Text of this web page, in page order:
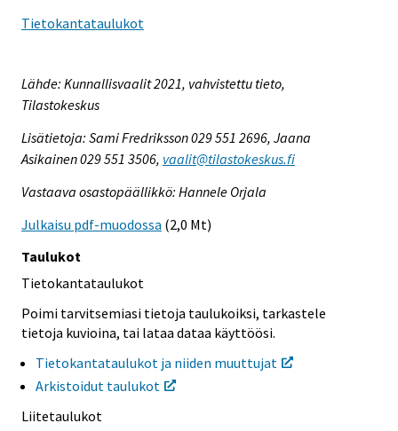
Tietokantataulukot
Lähde: Kunnallisvaalit 2021, vahvistettu tieto,
Tilastokeskus
Lisätietoja: Sami Fredriksson 029 551 2696, Jaana
Asikainen 029 551 3506, vaalit@tilastokeskus.fi
Vastaava osastopäällikkö: Hannele Orjala
Julkaisu pdf-muodossa (2,0 Mt)
Taulukot
Tietokantataulukot
Poimi tarvitsemiasi tietoja taulukoiksi, tarkastele
tietoja kuvioina, tai lataa dataa käyttöösi.
Tietokantataulukot ja niiden muuttujat
Arkistoidut taulukot
Liitetaulukot